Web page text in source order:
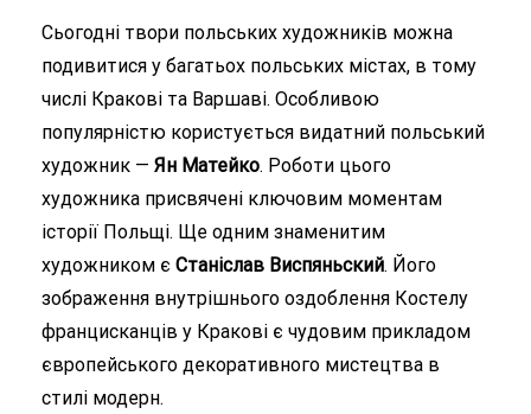
Сьогодні твори польських художників можна
подивитися у багатьох польських містах, в тому
числі Кракові та Варшаві. Особливою
популярністю користується видатний польський
художник — Ян Матейко. Роботи цього
художника присвячені ключовим моментам
історії Польщі. Ще одним знаменитим
художником є Станіслав Виспяньский. Його
зображення внутрішнього оздоблення Костелу
францисканців у Кракові є чудовим прикладом
європейського декоративного мистецтва в
стилі модерн.